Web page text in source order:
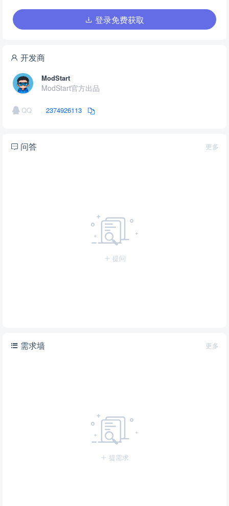
登录免费获取
开发商
ModStart
ModStart官方出品
QQ 2374926113
更多
问答
提问
更多
需求墙
提需求